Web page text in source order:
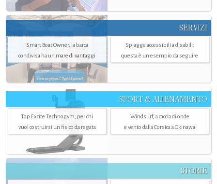
SERVIZI
Smart Boat Owner, la barca
condivisa ha un mare di vantaggi
Spiagge accessibili a disabili:
questa è un esempio da seguire
SPORT & ALLENAMENTO
Top Excite Technogym, per chi
vuol costruirsi un fisico da regata
Windsurf, a caccia di onde
e vento dalla Corsica a Okinawa
STORIE